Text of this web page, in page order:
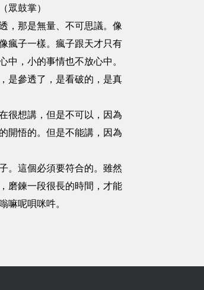
眾鼓掌）
，那是無量、不可思議。像
瘋子一樣。瘋子跟天才只有
中，小的事情也不放心中。
是參透了，是看破的，是真
很想講，但是不可以，因為
開悟的。但是不能講，因為
。這個必須要符合的。雖然
磨鍊一段很長的時間，才能
嘛呢唄咪吽。